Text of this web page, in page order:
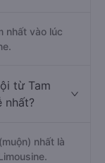
nhất vào lúc
từ Tam
nhất?
nhất là